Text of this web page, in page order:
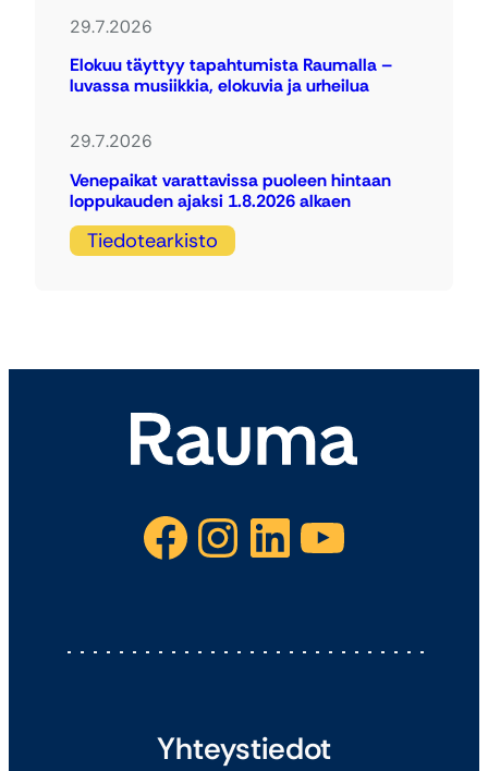
29.7.2026
Elokuu täyttyy tapahtumista Raumalla –
luvassa musiikkia, elokuvia ja urheilua
29.7.2026
Venepaikat varattavissa puoleen hintaan
loppukauden ajaksi 1.8.2026 alkaen
Tiedotearkisto
Facebook Instagram LinkedIn YouTube
Yhteystiedot